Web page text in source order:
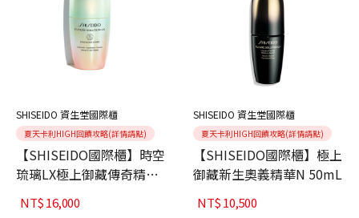
SHISEIDO 資生堂國際櫃
夏天卡利HIGH回饋攻略(詳情請點)
【SHISEIDO國際櫃】時空
琉璃LX極上御藏傳奇精萃
30mL
NT$16,000
SHISEIDO 資生堂國際櫃
夏天卡利HIGH回饋攻略(詳情請點)
【SHISEIDO國際櫃】極上
御藏新生奧義精華N 50mL
NT$10,500